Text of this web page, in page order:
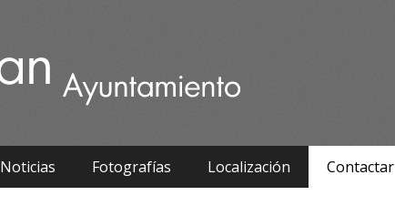
Noticias Fotografías Localización Contactar